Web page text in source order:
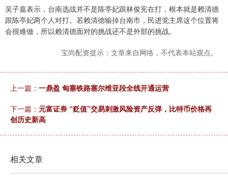
吴子嘉表示，台南选战并不是陈亭妃跟林俊宪在打，根本就是赖清德
跟陈亭妃两个人对打。若赖清德输掉台南市，民进党主席这个位置将
会很难做，所以赖清德面对的挑战还不是外部的挑战。
宝尚配资提示：文章来自网络，不代表本站观点。
上一篇： 一鼎盈 匈塞铁路塞尔维亚段全线开通运营
下一篇： 元富证券 “贬值”交易刺激风险资产反弹，比特币价格再
创历史新高
相关文章